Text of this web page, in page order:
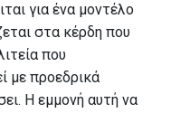
για ένα μοντέλο
στα κέρδη που
που
με προεδρικά
Η εμμονή αυτή να